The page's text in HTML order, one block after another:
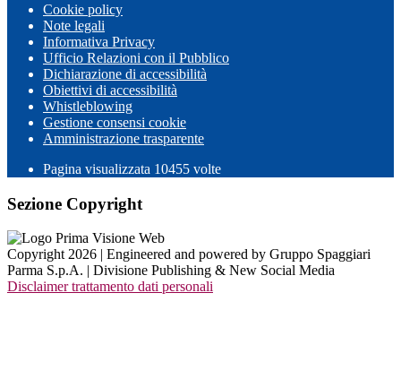
Cookie policy
Note legali
Informativa Privacy
Ufficio Relazioni con il Pubblico
Dichiarazione di accessibilità
Obiettivi di accessibilità
Whistleblowing
Gestione consensi cookie
Amministrazione trasparente
Pagina visualizzata 10455 volte
Sezione Copyright
Copyright 2026 | Engineered and powered by Gruppo Spaggiari
Parma S.p.A. | Divisione Publishing & New Social Media
Disclaimer trattamento dati personali